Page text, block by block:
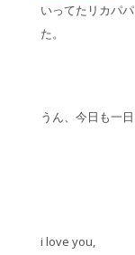
いってたリカパ
た。
うん、今日も一
i love you,